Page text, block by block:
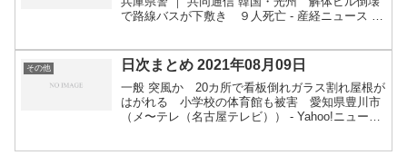
で路線バスが下敷き ９人死亡 - 産経ニュース 小
名古...
その他 日次まとめ 2021年08月09日
一般 突風か 20カ所で看板倒れガラス割れ屋根が
はがれる 小学校の体育館も被害 愛知県豊川市
（メ〜テレ（名古屋テレビ）） - Yahoo!ニュース